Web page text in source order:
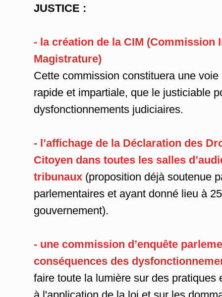
JUSTICE :
- la création de la CIM (Commission
Magistrature)
Cette commission constituera une
rapide et impartiale, que le justiciable
dysfonctionnements judiciaires.
- l’affichage de la Déclaration des
Citoyen dans toutes les salles
tribunaux (proposition déjà soutenue
parlementaires et ayant donné lieu à
gouvernement).
- une commission d’enquête
conséquences des
faire toute la lumière sur des pratiques